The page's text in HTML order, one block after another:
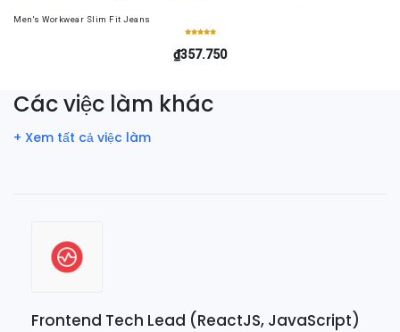
Men's Workwear Slim Fit Jeans
₫357.750
Các việc làm khác
+ Xem tất cả việc làm
Frontend Tech Lead (ReactJS, JavaScript)